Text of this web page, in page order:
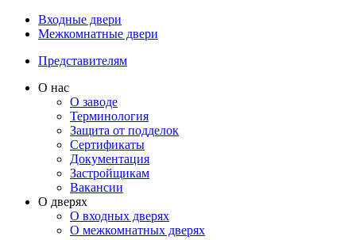
Входные двери
Межкомнатные двери
Представителям
О нас
О заводе
Терминология
Защита от подделок
Сертификаты
Документация
Застройщикам
Вакансии
О дверях
О входных дверях
О межкомнатных дверях